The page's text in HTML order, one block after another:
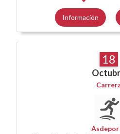
Información
18